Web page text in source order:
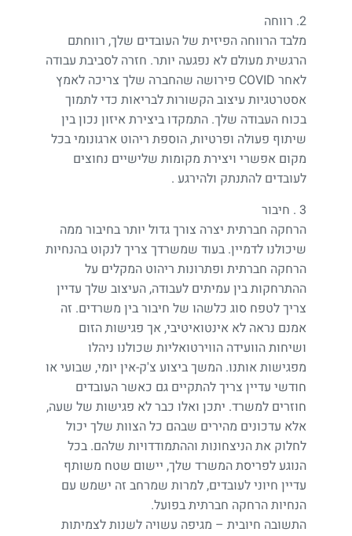
2. רווחה
מלבד הרווחה הפיזית של העובדים שלך, רווחתם
הרגשית מעולם לא נפגעה יותר. חזרה לסביבת עבודה
לאחר COVID פירושה שהחברה שלך צריכה לאמץ
אסטרטגיות עיצוב הקשורות לבריאות כדי לתמוך
בכוח העבודה שלך. התמקדו ביצירת איזון נכון בין
שיתוף פעולה ופרטיות, הוספת ריהוט ארגונומי בכל
מקום אפשרי ויצירת מקומות שלישיים נחוצים
לעובדים להתנתק ולהירגע .
3 . חיבור
הרחקה חברתית יצרה צורך גדול יותר בחיבור ממה
שיכולנו לדמיין. בעוד שמשרדך צריך לנקוט בהנחיות
הרחקה חברתית ופתרונות ריהוט המקלים על
ההתרחקות בין עמיתים לעבודה, העיצוב שלך עדיין
צריך לטפח סוג כלשהו של חיבור בין משרדים. זה
אמנם נראה לא אינטואיטיבי, אך פגישות הזום
ושיחות הוועידה הווירטואליות שכולנו ניהלו
מפגישות אותנו. המשך ביצוע צ'ק-אין יומי, שבועי או
חודשי עדיין צריך להתקיים גם כאשר העובדים
חוזרים למשרד. יתכן ואלו כבר לא פגישות של שעה,
אלא עדכונים מהירים שבהם כל הצוות שלך יכול
לחלוק את הניצחונות וההתמודדויות שלהם. בכל
הנוגע לפריסת המשרד שלך, יישום שטח משותף
עדיין חיוני לעובדים, למרות שמרחב זה ישמש עם
הנחיות הרחקה חברתית בפועל.
התשובה חיובית – מגיפה עשויה לשנות לצמיתות